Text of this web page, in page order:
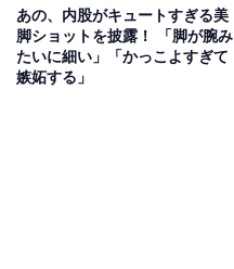
あの、内股がキュートすぎる美
脚ショットを披露！ 「脚が腕み
たいに細い」「かっこよすぎて
嫉妬する」